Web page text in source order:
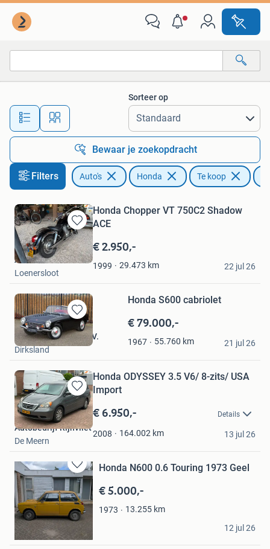
Alle afstanden…
Sorteer op
Bewaar je zoekopdracht
Filters Auto's Honda Te koop
Bewaren
in
Mijn
Favorieten
Honda Chopper VT 750C2 Shadow
ACE
€ 2.950,-
1999 29.473 km
A2 Automotive
Loenersloot
22 jul 26
Bewaren
in
Mijn
Honda S600 cabriolet
€ 79.000,-
1967 55.760 km
Nout Classic Cars B.V.
Dirksland
21 jul 26
Bewaren
in
Mijn
Favorieten
Honda ODYSSEY 3.5 V6/ 8-zits/ USA
Import
€ 6.950,- Details
2008 164.002 km
Autobedrijf Rijnvliet
De Meern
13 jul 26
Bewaren
in
Mijn
Favorieten
Honda N600 0.6 Touring 1973 Geel
€ 5.000,-
1973 13.255 km
Marieke
Schagen
12 jul 26